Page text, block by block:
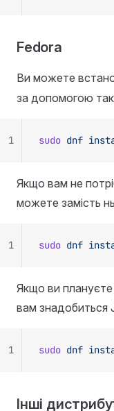
Fedora
Ви можете
за допомогою
sudo dnf
1
Якщо вам не
можете замість
sudo dnf
1
Якщо ви плануєте
вам знадобиться
sudo dnf
1
Інші